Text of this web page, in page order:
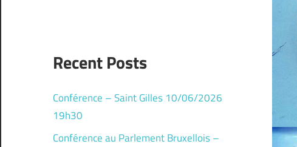
Recent Posts
Conférence – Saint Gilles 10/06/2026
19h30
Conférence au Parlement Bruxellois –